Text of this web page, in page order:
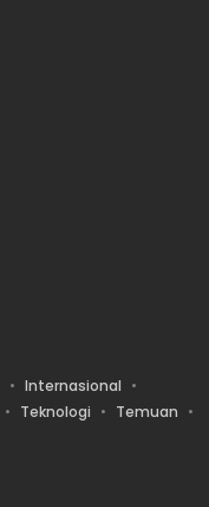
Internasional
Teknologi
Temuan